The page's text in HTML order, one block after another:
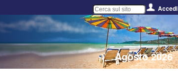
Accedi
Agosto 2026